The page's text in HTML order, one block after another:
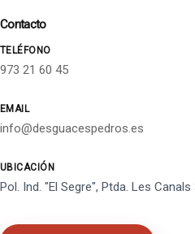
Contacto
TELÉFONO
973 21 60 45
EMAIL
info@desguacespedros.es
UBICACIÓN
Pol. Ind. "El Segre", Ptda. Les